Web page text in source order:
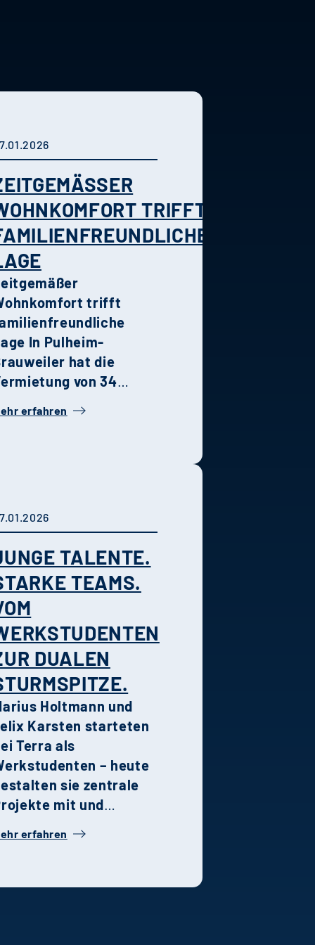
W
TRIFFT F
L
trifft
In Pulheim-
hat die
von 34
Ende
und grüner
macht das
zu einem
Wohnort für
und Paare.
nah sowie grün
entspannt wohnen.
erfahren
TALENTE.
TEAMS.
DUALEN
Holtmann und
Karsten starteten
Terra als
– heute
sie zentrale
mit und
Kräften in
Ihre
erfahren